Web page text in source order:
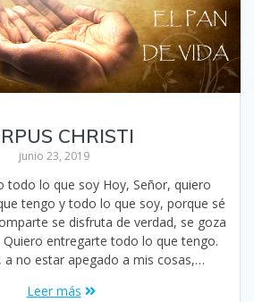
CHRISTI
junio 23, 2019
todo lo que soy Hoy, Señor, quiero
tengo y todo lo que soy, porque sé
se disfruta de verdad, se goza
entregarte todo lo que tengo.
a no estar apegado a mis cosas,…
Leer más